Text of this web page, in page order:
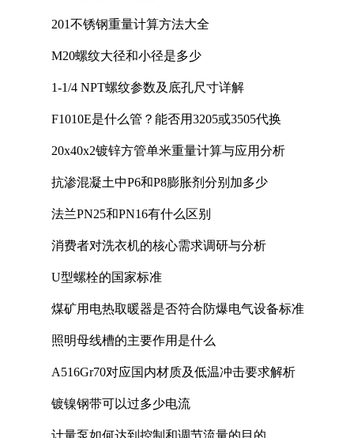
201不锈钢重量计算方法大全
M20螺纹大径和小径是多少
1-1/4 NPT螺纹参数及底孔尺寸详解
F1010E是什么管？能否用3205或3505代换
20x40x2镀锌方管单米重量计算与应用分析
抗渗混凝土中P6和P8膨胀剂分别加多少
法兰PN25和PN16有什么区别
消费者对洗衣机的核心需求调研与分析
U型螺栓的国家标准
煤矿用电热取暖器是否符合防爆电气设备标准
照明母线槽的主要作用是什么
A516Gr70对应国内材质及低温冲击要求解析
镀镍钢带可以过多少电流
计量泵如何达到控制和调节流量的目的